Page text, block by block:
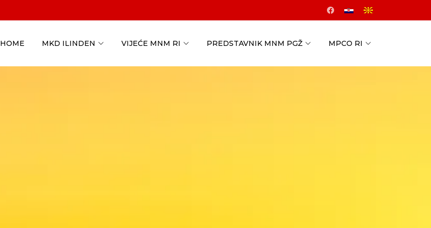
HOME MKD ILINDEN VIJEĆE MNM RI PREDSTAVNIK MNM PGŽ MPCO RI